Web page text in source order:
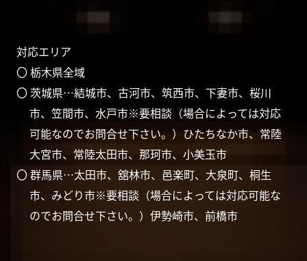
対応エリア
〇 栃木県全域
〇 茨城県…結城市、古河市、筑西市、下妻市、桜川
市、笠間市、水戸市※要相談（場合によっては対応
可能なのでお問合せ下さい。）ひたちなか市、常陸
大宮市、常陸太田市、那珂市、小美玉市
〇 群馬県…太田市、舘林市、邑楽町、大泉町、桐生
市、みどり市※要相談（場合によっては対応可能な
のでお問合せ下さい。）伊勢崎市、前橋市